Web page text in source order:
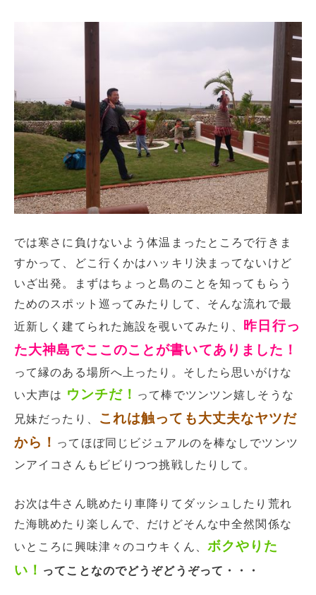
では寒さに負けないよう体温まったところで行きま
すかって、どこ行くかはハッキリ決まってないけど
いざ出発。まずはちょっと島のことを知ってもらう
ためのスポット巡ってみたりして、そんな流れで最
近新しく建てられた施設を覗いてみたり、
昨日行っ
た大神島でここのことが書いてありました！
って縁のある場所へ上ったり。そしたら思いがけな
い大声は ウンチだ！ って棒でツンツン嬉しそうな
兄妹だったり、
これは触っても大丈夫なヤツだ
から！ ってほぼ同じビジュアルのを棒なしでツンツ
ンアイコさんもビビりつつ挑戦したりして。
お次は牛さん眺めたり車降りてダッシュしたり荒れ
た海眺めたり楽しんで、だけどそんな中全然関係な
いところに興味津々のコウキくん、 ボクやりた
い！ ってことなのでどうぞどうぞって・・・